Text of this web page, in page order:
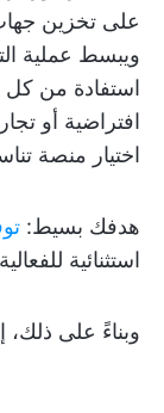
على تخزين
ويبسط عملية
استفادة من كل
افتراضية أو
اختيار منصة
هدفك بسيط:
استثنائية
وبناءً على ذلك، إليك أفضل